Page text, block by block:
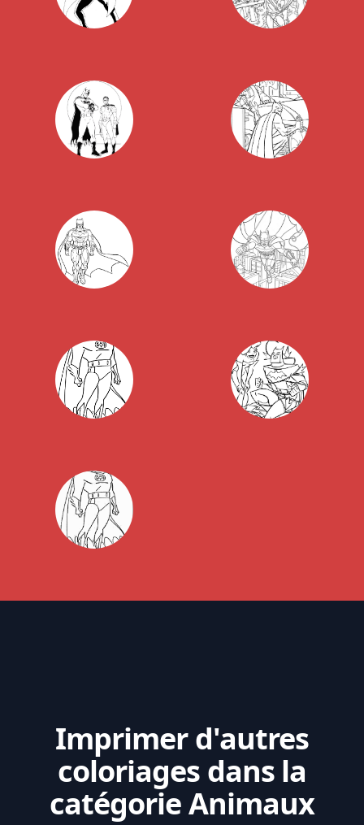
Imprimer d'autres
coloriages dans la
catégorie Animaux